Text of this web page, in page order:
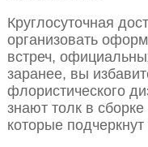
Круглосуточная
организовать
встреч,
заранее, вы
флористического
знают толк в
которые